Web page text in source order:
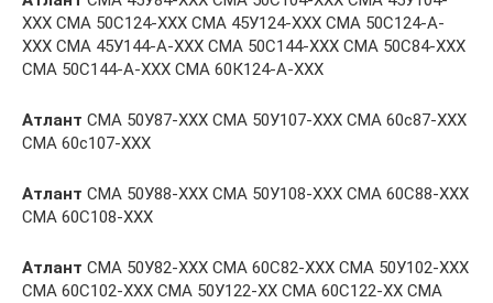
ХХХ СМА 50С124-ХХХ СМА 45У124-ХХХ СМА 50С124-А-
ХХХ СМА 45У144-А-ХХХ СМА 50С144-ХХХ СМА 50С84-ХХХ
СМА 50С144-А-ХХХ СМА 60К124-А-ХХХ
Атлант СМА 50У87-ХХХ СМА 50У107-ХХХ СМА 60с87-ХХХ
СМА 60с107-ХХХ
Атлант СМА 50У88-ХХХ СМА 50У108-ХХХ СМА 60С88-ХХХ
СМА 60С108-ХХХ
Атлант СМА 50У82-ХХХ СМА 60С82-ХХХ СМА 50У102-ХХХ
СМА 60С102-ХХХ СМА 50У122-ХХ СМА 60С122-ХХ СМА